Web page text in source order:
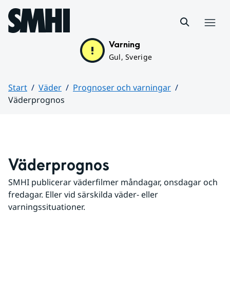
Hoppa till sidans innehåll
Varning
Gul, Sverige
Start Väder
Prognoser och varningar
Väderprognos
Väderprognos
SMHI publicerar väderfilmer måndagar, onsdagar och
fredagar. Eller vid särskilda väder- eller
varningssituationer.